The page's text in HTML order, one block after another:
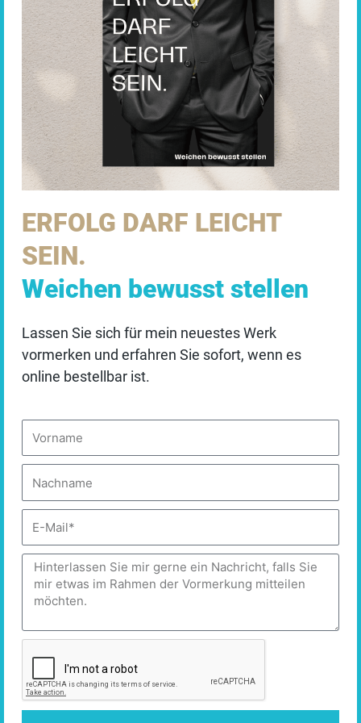
Buchempfehlung zum Thema „Angst wandeln“:
KAST, VERENA. Vom Sinn der Angst: wie
Ängste sich festsetzen und wie sie sich
Entscheiden heißt führen
In einer Welt voller Optionen ist Nichtstun auch eine
Datenschutzeinstellungen
Wir verwenden technisch notwendige Cookies auf
unserer Webseite sowie externe Dienste.
Standardmäßig sind alle externen Dienste deaktiviert.
Sie können diese jedoch nach Belieben aktivieren &
deaktivieren. Für weitere Informationen lesen Sie
unsereDATENSCHUTZBESTIMMUNGEN.
Essenziell
Personalisieren
DATENSCHUTZBEDINGUNGEN
ERFOLG DARF LEICHT
SEIN.
Weichen bewusst stellen
Lassen Sie sich für mein neuestes Werk
vormerken und erfahren Sie sofort, wenn es
online bestellbar ist.
Mail
Nachricht